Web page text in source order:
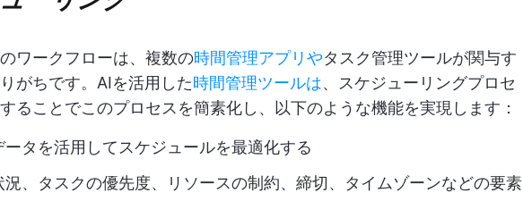
ワークフローは、複数の時間管理アプリやタスク管理ツールが関与す
がちです。AIを活用した時間管理ツールは、スケジューリングプロセ
ることでこのプロセスを簡素化し、以下のような機能を実現します：
ータを活用してスケジュールを最適化する
、タスクの優先度、リソースの制約、締切、タイムゾーンなどの要素